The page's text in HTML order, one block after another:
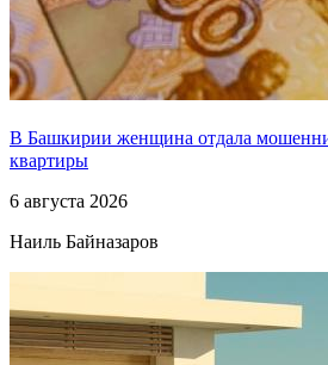
В Башкирии женщина отдала
квартиры
6 августа 2026
Наиль Байназаров